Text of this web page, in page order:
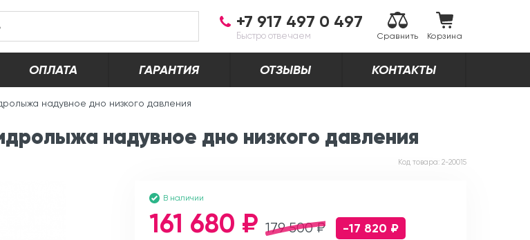
+7 917 497 0 497
Быстро отвечаем Сравнить Корзина
ОПЛАТА ГАРАНТИЯ ОТЗЫВЫ КОНТАКТЫ
надувное дно низкого давления
надувное дно низкого давления
Код товара: 2-20015
В наличии
179 500 ₽
161 680 ₽ -17 820 ₽